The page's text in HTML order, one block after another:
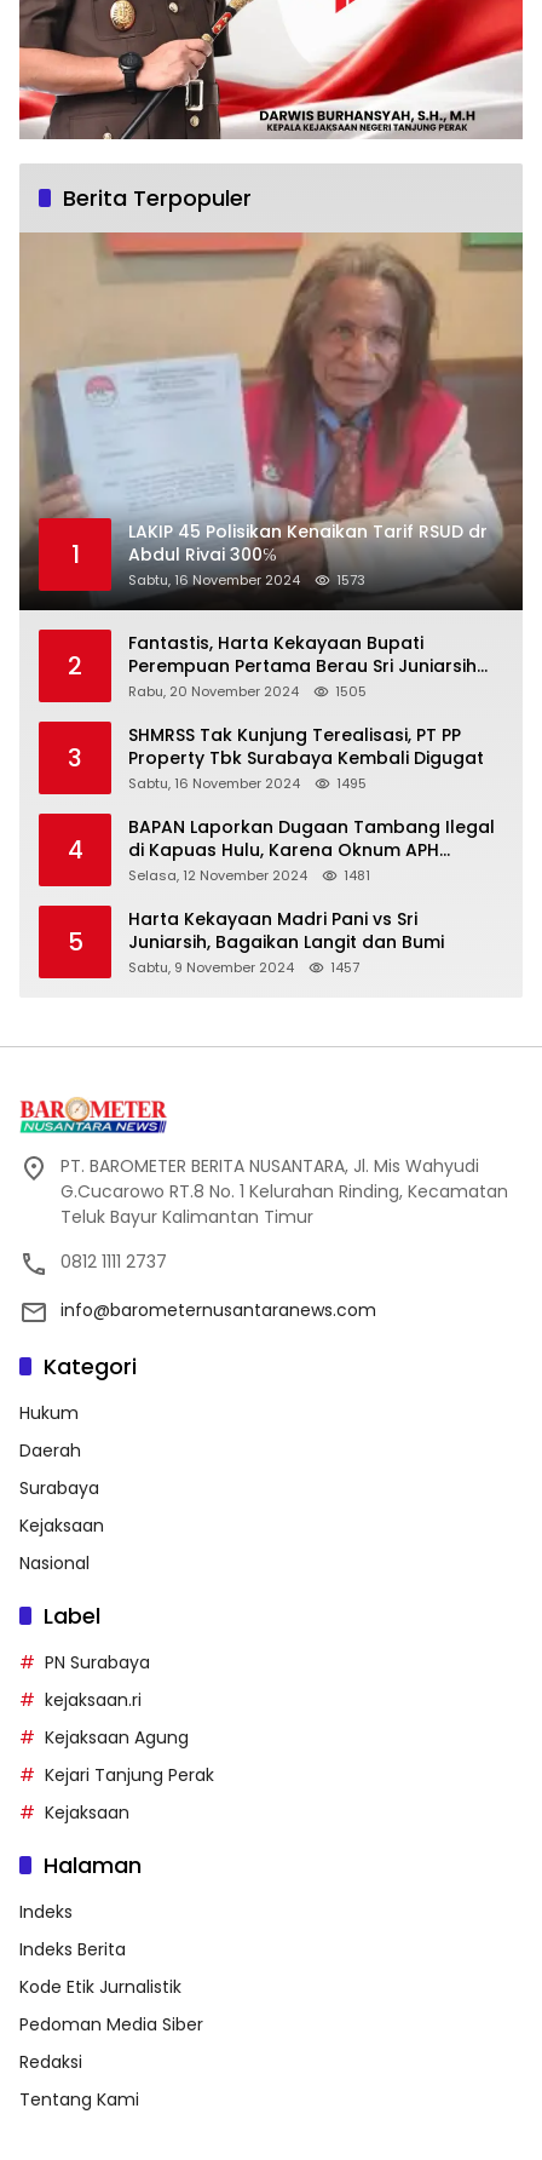
Berita Terpopuler
1
LAKIP 45 Polisikan Kenaikan Tarif RSUD dr
Abdul Rivai 300℅
Sabtu, 16 November 2024 1573
2
Fantastis, Harta Kekayaan Bupati
Perempuan Pertama Berau Sri Juniarsih
Mas Naik Rp20 Miliar Selama Menjabat
Rabu, 20 November 2024 1505
3
SHMRSS Tak Kunjung Terealisasi, PT PP
Property Tbk Surabaya Kembali Digugat
Sabtu, 16 November 2024 1495
4
BAPAN Laporkan Dugaan Tambang Ilegal
di Kapuas Hulu, Karena Oknum APH
Intimidasi Masyarakat
Selasa, 12 November 2024 1481
5
Harta Kekayaan Madri Pani vs Sri
Juniarsih, Bagaikan Langit dan Bumi
Sabtu, 9 November 2024 1457
PT. BAROMETER BERITA NUSANTARA, Jl. Mis Wahyudi
G.Cucarowo RT.8 No. 1 Kelurahan Rinding, Kecamatan
Teluk Bayur Kalimantan Timur
0812 1111 2737
info@barometernusantaranews.com
Kategori
Hukum
Daerah
Surabaya
Kejaksaan
Nasional
Label
PN Surabaya
kejaksaan.ri
Kejaksaan Agung
Kejari Tanjung Perak
Kejaksaan
Halaman
Indeks
Indeks Berita
Kode Etik Jurnalistik
Pedoman Media Siber
Redaksi
Tentang Kami